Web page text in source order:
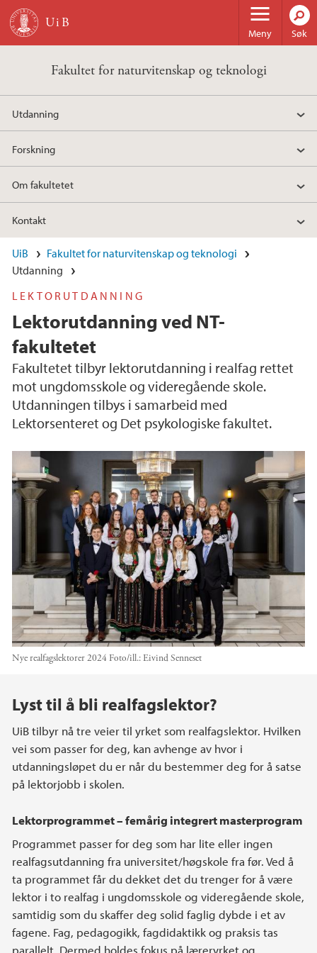
Hopp til hovedinnhold
Meny Søk
Fakultet for naturvitenskap og teknologi
Utdanning
Forskning
Om fakultetet
Kontakt
UiB
Fakultet for naturvitenskap og teknologi
Utdanning
LEKTORUTDANNING
Lektorutdanning ved NT-
fakultetet
Fakultetet tilbyr lektorutdanning i realfag rettet
mot ungdomsskole og videregående skole.
Utdanningen tilbys i samarbeid med
Lektorsenteret og Det psykologiske fakultet.
Nye realfagslektorer 2024 Foto/ill.:Eivind Senneset
Hovedinnhold
Lyst til å bli realfagslektor?
UiB tilbyr nå tre veier til yrket som realfagslektor. Hvilken
vei som passer for deg, kan avhenge av hvor i
utdanningsløpet du er når du bestemmer deg for å satse
på lektorjobb i skolen.
Lektorprogrammet – femårig integrert masterprogram
Programmet passer for deg som har lite eller ingen
realfagsutdanning fra universitet/høgskole fra før. Ved å
ta programmet får du dekket det du trenger for å være
lektor i to realfag i ungdomsskole og videregående skole,
samtidig som du skaffer deg solid faglig dybde i et av
fagene. Fag, pedagogikk, fagdidaktikk og praksis tas
parallelt. Dermed holdes fokus på læreryrket og